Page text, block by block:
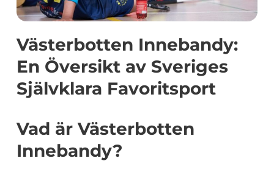
Västerbotten Innebandy:
En Översikt av Sveriges
Självklara Favoritsport
Vad är Västerbotten
Innebandy?